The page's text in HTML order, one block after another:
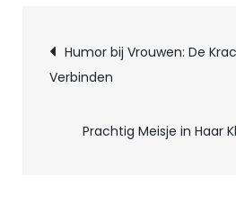
Dieren:
Humor bij Vrouwen: De
Verbinden
Prachtig Meisje in Haar